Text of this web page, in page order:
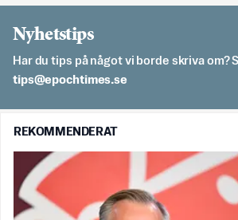
Nyhetstips
Har du tips på något vi borde skriva om?
es.semithcope@spit
REKOMMENDERAT